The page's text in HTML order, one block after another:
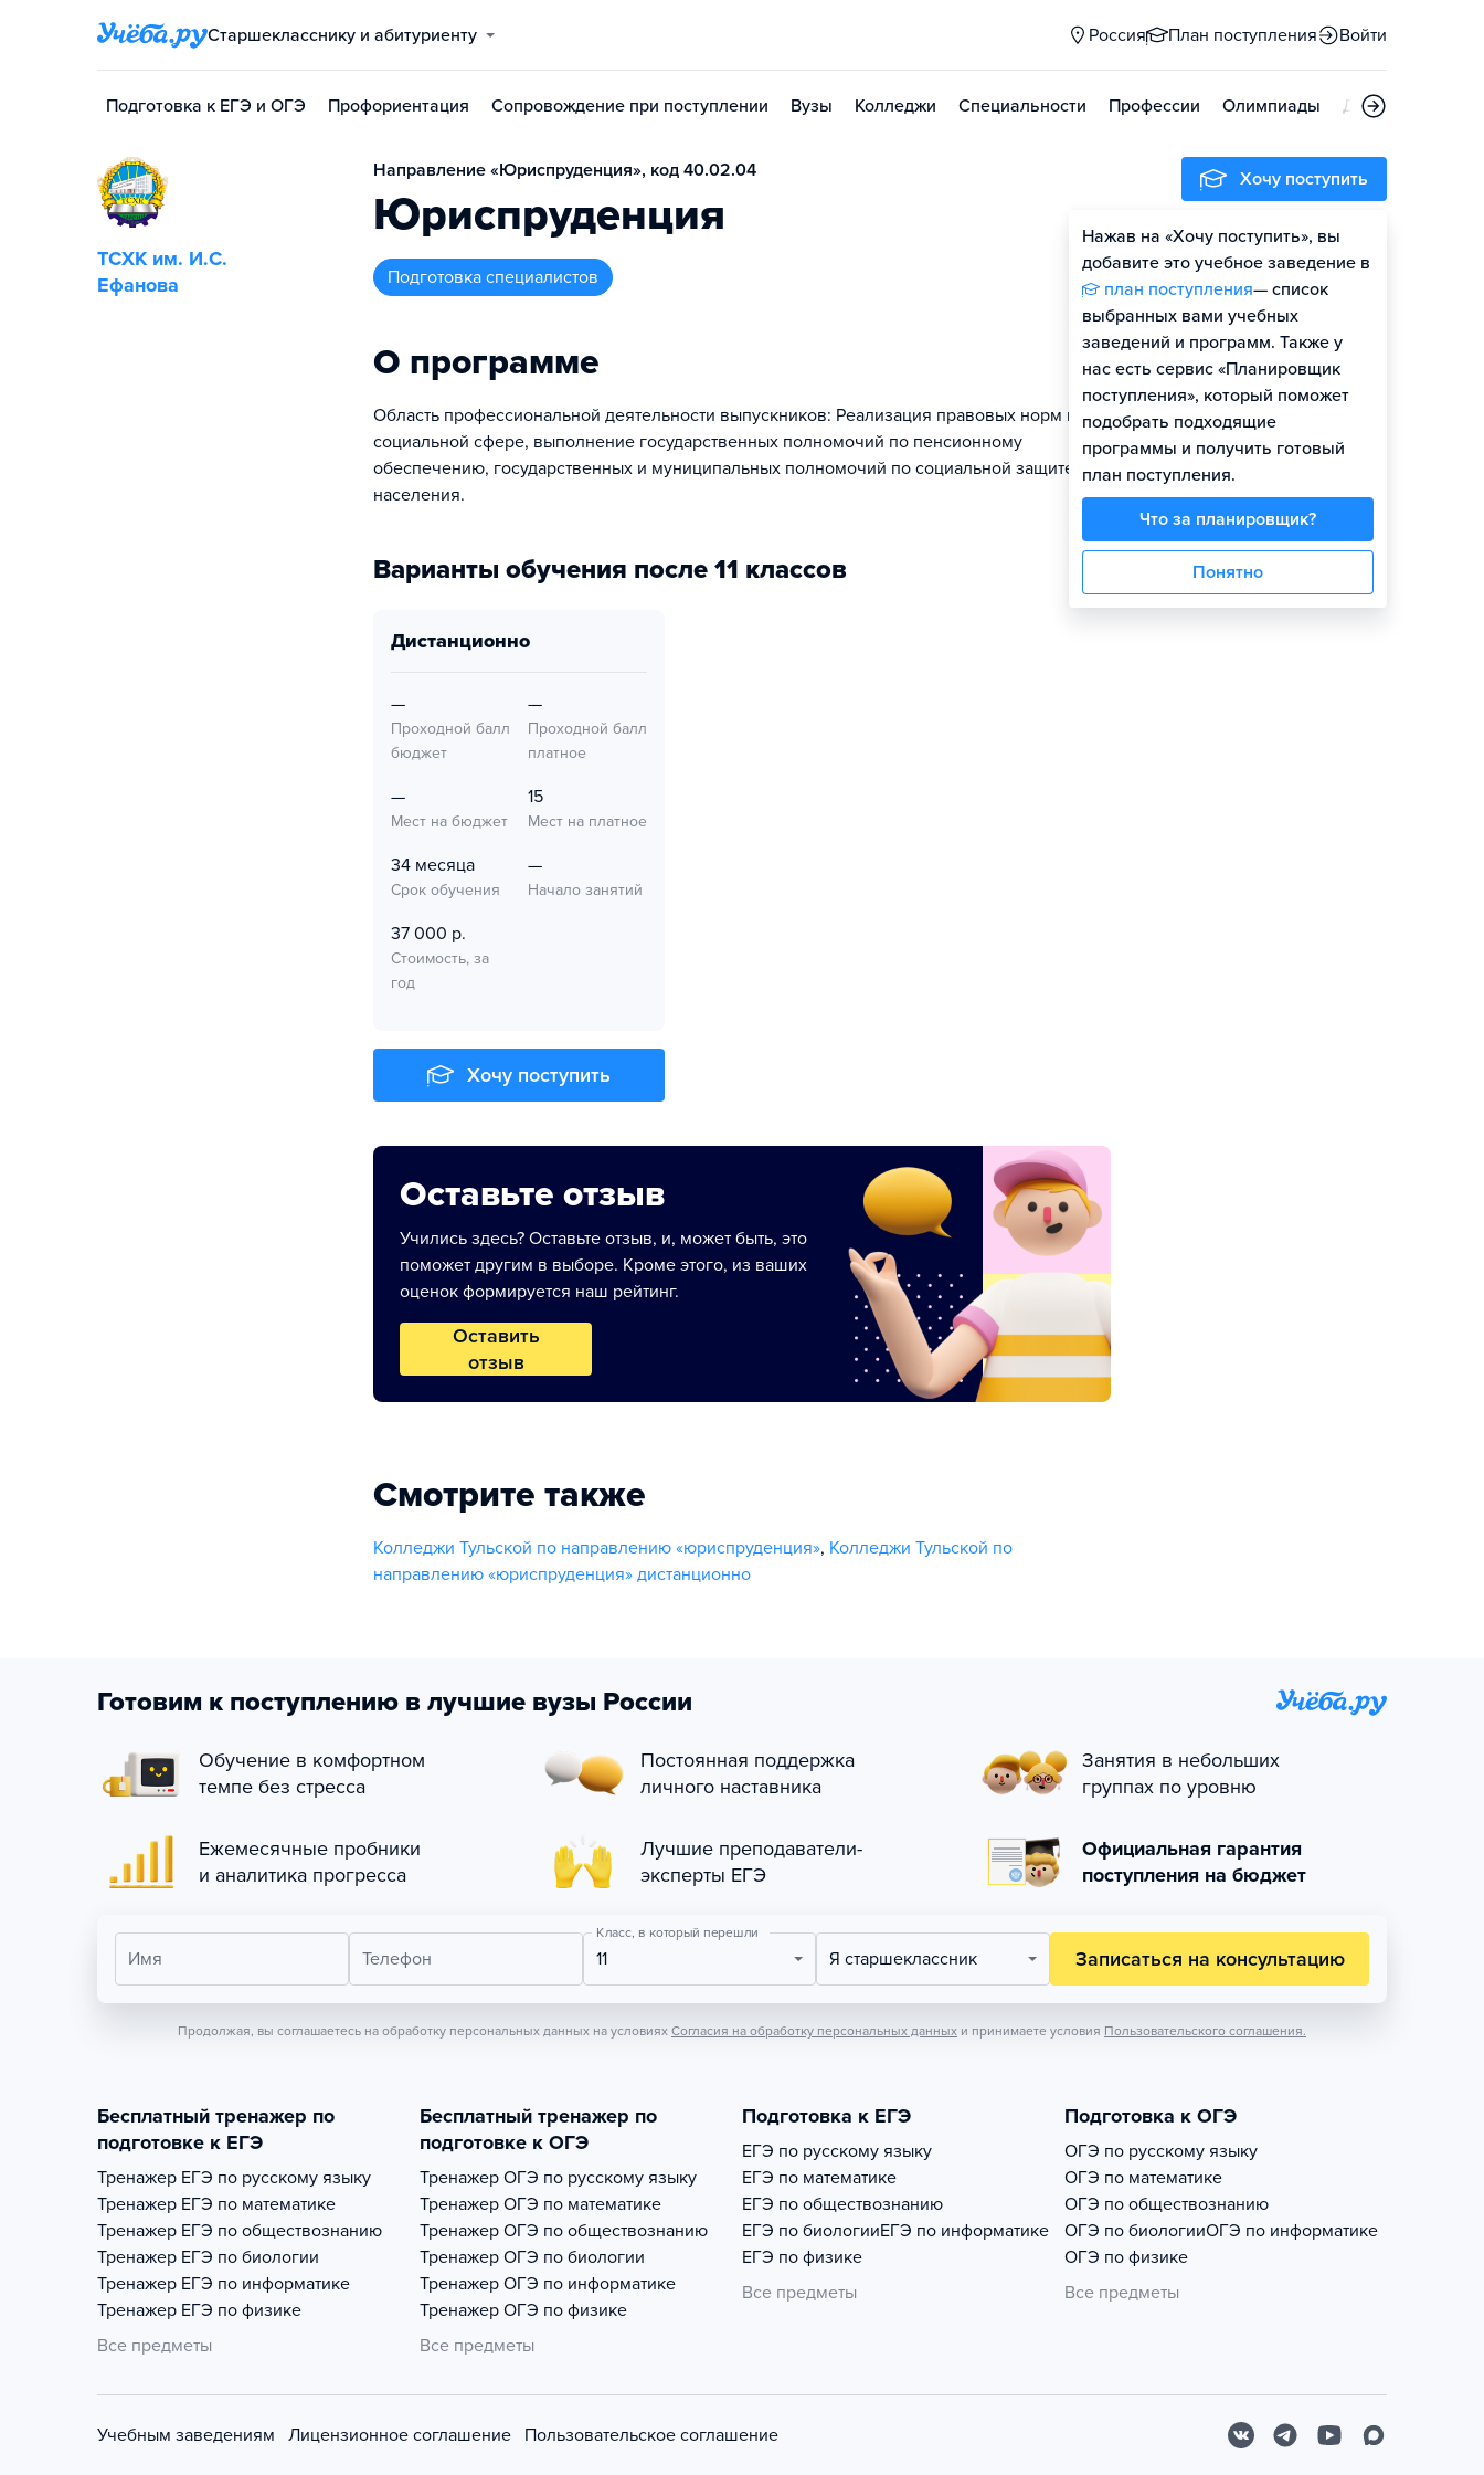
Старшекласснику и абитуриенту Россия План поступления Войти
Подготовка к ЕГЭ и ОГЭ Профориентация Сопровождение при поступлении Вузы Колледжи Специальности Профессии Олимпиады Дни открытых
ТСХК им. И.С.
Ефанова
Направление «Юриспруденция», код 40.02.04
Юриспруденция
подготовка специалистов
О программе
Область профессиональной деятельности выпускников: Реализация правовых норм в
социальной сфере, выполнение государственных полномочий по пенсионному
обеспечению, государственных и муниципальных полномочий по социальной защите
населения.
Варианты обучения после 11 классов
дистанционно
—
Проходной балл
бюджет
—
Проходной балл
платное
—
Мест на бюджет
15
Мест на платное
34 месяца
Срок обучения
—
Начало занятий
37 000 р.
Стоимость, за
год
Хочу поступить
Оставьте отзыв
Учились здесь? Оставьте отзыв, и, может быть, это
поможет другим в выборе. Кроме этого, из ваших
оценок формируется наш рейтинг.
Оставить
отзыв
Смотрите также
Колледжи Тульской по направлению «юриспруденция», Колледжи Тульской по
направлению «юриспруденция» дистанционно
Хочу поступить
Нажав на «Хочу поступить», вы
добавите это учебное заведение в
план поступления— список
выбранных вами учебных
заведений и программ. Также у
нас есть сервис «Планировщик
поступления», который поможет
подобрать подходящие
программы и получить готовый
план поступления.
Что за планировщик?
Понятно
Готовим к поступлению в лучшие вузы России
Обучение в комфортном
темпе без стресса
Постоянная поддержка
личного наставника
Занятия в небольших
группах по уровню
Ежемесячные пробники
и аналитика прогресса
Лучшие преподаватели-
эксперты ЕГЭ
Официальная гарантия
поступления на бюджет
Имя Телефон
Класс, в который перешли
11 Я старшеклассник Записаться на консультацию
Продолжая, вы соглашаетесь на обработку персональных данных на условиях Согласия на обработку персональных данных и принимаете условия Пользовательского соглашения.
Бесплатный тренажер по
подготовке к ЕГЭ
Тренажер ЕГЭ по русскому языку
Тренажер ЕГЭ по математике
Тренажер ЕГЭ по обществознанию
Тренажер ЕГЭ по биологии
Тренажер ЕГЭ по информатике
Тренажер ЕГЭ по физике
Все предметы
Бесплатный тренажер по
подготовке к ОГЭ
Тренажер ОГЭ по русскому языку
Тренажер ОГЭ по математике
Тренажер ОГЭ по обществознанию
Тренажер ОГЭ по биологии
Тренажер ОГЭ по информатике
Тренажер ОГЭ по физике
Все предметы
Подготовка к ЕГЭ
ЕГЭ по русскому языку
ЕГЭ по математике
ЕГЭ по обществознанию
ЕГЭ по биологииЕГЭ по информатике
ЕГЭ по физике
Все предметы
Подготовка к ОГЭ
ОГЭ по русскому языку
ОГЭ по математике
ОГЭ по обществознанию
ОГЭ по биологииОГЭ по информатике
ОГЭ по физике
Все предметы
Учебным заведениям Лицензионное соглашение Пользовательское соглашение